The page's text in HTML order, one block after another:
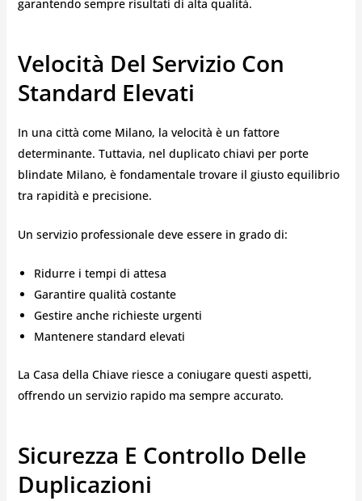
garantendo sempre risultati di alta qualità.
Velocità Del Servizio Con
Standard Elevati
In una città come Milano, la velocità è un fattore
determinante. Tuttavia, nel duplicato chiavi per porte
blindate Milano, è fondamentale trovare il giusto equilibrio
tra rapidità e precisione.
Un servizio professionale deve essere in grado di:
Ridurre i tempi di attesa
Garantire qualità costante
Gestire anche richieste urgenti
Mantenere standard elevati
La Casa della Chiave riesce a coniugare questi aspetti,
offrendo un servizio rapido ma sempre accurato.
Sicurezza E Controllo Delle
Duplicazioni